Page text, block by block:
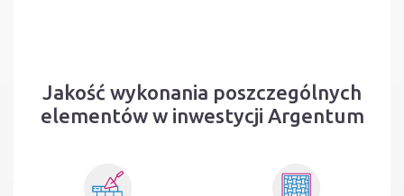
Jakość wykonania poszczególnych
elementów w inwestycji Argentum